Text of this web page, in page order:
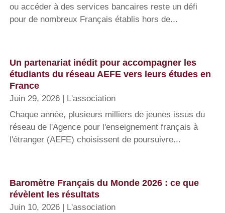
ou accéder à des services bancaires reste un défi
pour de nombreux Français établis hors de...
Un partenariat inédit pour accompagner les
étudiants du réseau AEFE vers leurs études en
France
Juin 29, 2026
L'association
Chaque année, plusieurs milliers de jeunes issus du
réseau de l'Agence pour l'enseignement français à
l'étranger (AEFE) choisissent de poursuivre...
Baromètre Français du Monde 2026 : ce que
révèlent les résultats
Juin 10, 2026
L'association